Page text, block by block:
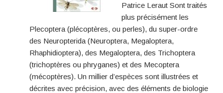
Patrice Leraut Sont traités
plus précisément les
Plecoptera (plécoptères, ou perles), du super-ordre
des Neuropterida (Neuroptera, Megaloptera,
Rhaphidioptera), des Megaloptera, des Trichoptera
(trichoptères ou phryganes) et des Mecoptera
(mécoptères). Un millier d’espèces sont illustrées et
décrites avec précision, avec des éléments de biologie